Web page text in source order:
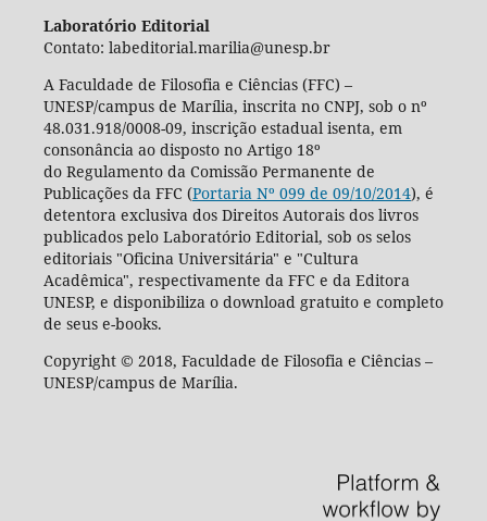
Laboratório Editorial
Contato: labeditorial.marilia@unesp.br
A Faculdade de Filosofia e Ciências (FFC) –
UNESP/campus de Marília, inscrita no CNPJ, sob o nº
48.031.918/0008-09, inscrição estadual isenta, em
consonância ao disposto no Artigo 18º
do Regulamento da Comissão Permanente de
Publicações da FFC (Portaria Nº 099 de 09/10/2014), é
detentora exclusiva dos Direitos Autorais dos livros
publicados pelo Laboratório Editorial, sob os selos
editoriais "Oficina Universitária" e "Cultura
Acadêmica", respectivamente da FFC e da Editora
UNESP, e disponibiliza o download gratuito e completo
de seus e-books.
Copyright © 2018, Faculdade de Filosofia e Ciências –
UNESP/campus de Marília.